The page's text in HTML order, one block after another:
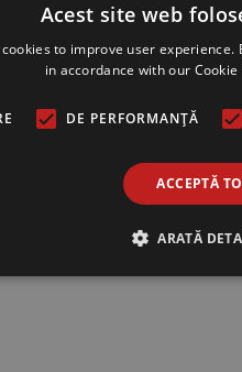
Acest site web
to improve user
in accordance with our
DE PERFORMANȚĂ
ACCEPTĂ
ARATĂ